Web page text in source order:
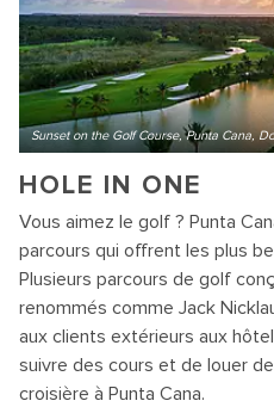
Sunset on the Golf Course, Punta Cana,
HOLE IN ONE
Vous aimez le golf ? Punta
parcours qui offrent les plus
Plusieurs parcours de golf
renommés comme Jack
aux clients extérieurs aux
suivre des cours et de louer
croisière à Punta Cana.